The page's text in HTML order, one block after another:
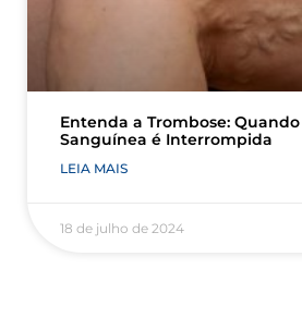
Entenda a Trombose:
Sanguínea é Interrompida
LEIA MAIS
18 de julho de 2024